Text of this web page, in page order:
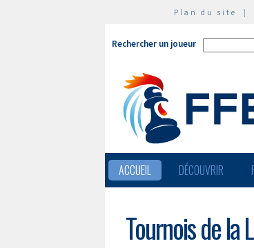
Plan du site |
Rechercher un joueur
ACCUEIL DÉCOUVRIR
Tournois de la